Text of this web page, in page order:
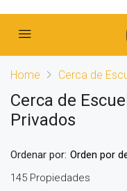
Home Cerca de
Cerca de
Privados
145 Propiedades
Ordenar por: Orden por